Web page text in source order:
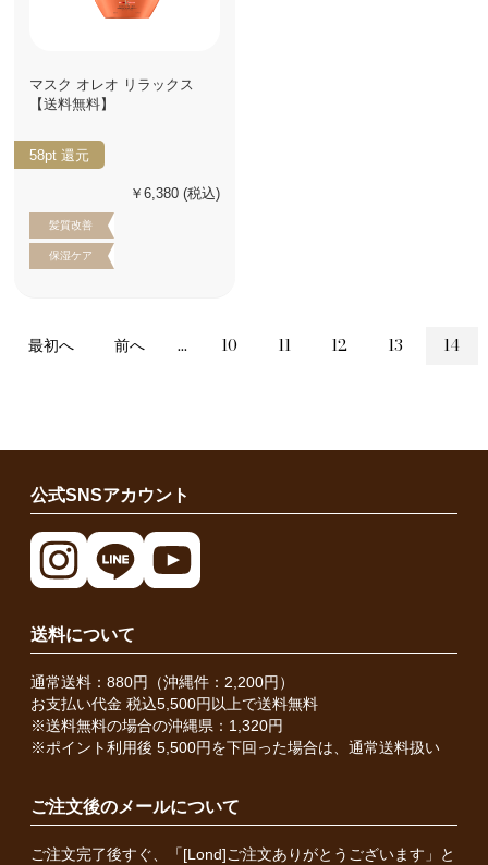
マスク オレオ リラックス
【送料無料】
58pt 還元
￥6,380 (税込)
髪質改善
保湿ケア
最初へ 前へ ... 10 11 12 13 14
公式SNSアカウント
送料について
通常送料：880円（沖縄件：2,200円）
お支払い代金 税込5,500円以上で送料無料
※送料無料の場合の沖縄県：1,320円
※ポイント利用後 5,500円を下回った場合は、通常送料扱い
ご注文後のメールについて
ご注文完了後すぐ、「[Lond]ご注文ありがとうございます」と